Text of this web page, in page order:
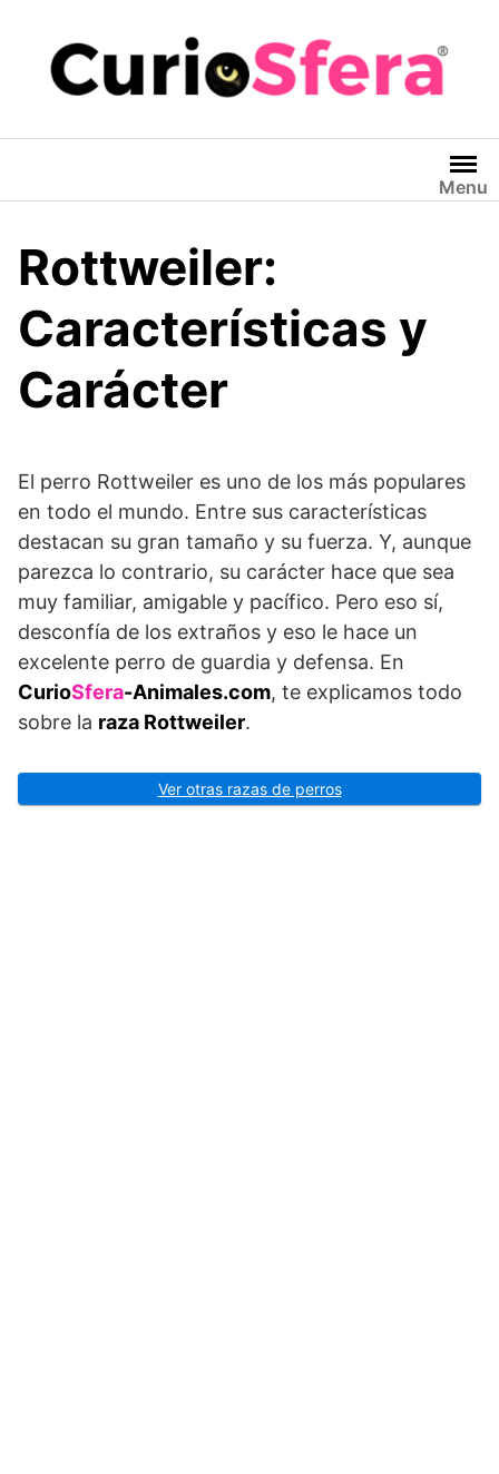
contenido
Menu
Rottweiler:
Características y
Carácter
El perro Rottweiler es uno de los más populares
en todo el mundo. Entre sus características
destacan su gran tamaño y su fuerza. Y, aunque
parezca lo contrario, su carácter hace que sea
muy familiar, amigable y pacífico. Pero eso sí,
desconfía de los extraños y eso le hace un
excelente perro de guardia y defensa. En
CurioSfera-Animales.com, te explicamos todo
sobre la raza Rottweiler.
Ver otras razas de perros